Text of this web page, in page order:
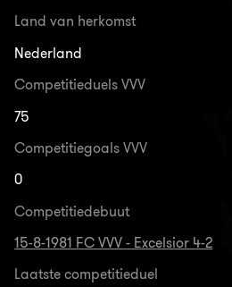
Land van herkomst
Nederland
Competitieduels VVV
75
Competitiegoals VVV
0
Competitiedebuut
15-8-1981 FC VVV - Excelsior 4-2
Laatste competitieduel